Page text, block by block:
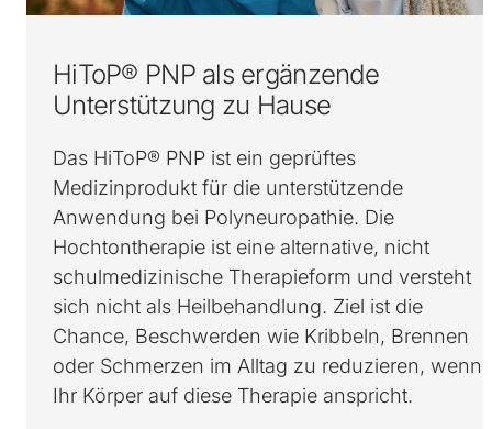
HiToP® PNP als ergänzende
Unterstützung zu Hause
Das HiToP® PNP ist ein geprüftes
Medizinprodukt für die unterstützende
Anwendung bei Polyneuropathie. Die
Hochtontherapie ist eine alternative, nicht
schulmedizinische Therapieform und versteht
sich nicht als Heilbehandlung. Ziel ist die
Chance, Beschwerden wie Kribbeln, Brennen
oder Schmerzen im Alltag zu reduzieren, wenn
Ihr Körper auf diese Therapie anspricht.